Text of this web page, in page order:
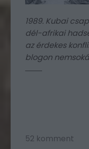
1989. Kubai
dél-afrikai
az érdekes
blogon
52 komment